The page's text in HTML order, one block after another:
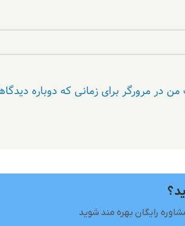
من در مرورگر برای زمانی که دوباره
رایگان بهره مند شوید